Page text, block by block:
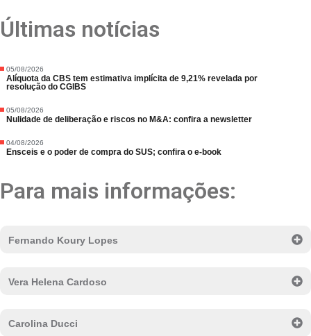
Últimas notícias
05/08/2026
Alíquota da CBS tem estimativa implícita de 9,21% revelada por
resolução do CGIBS
05/08/2026
Nulidade de deliberação e riscos no M&A: confira a newsletter
04/08/2026
Ensceis e o poder de compra do SUS; confira o e-book
Para mais informações:
Fernando Koury Lopes
Vera Helena Cardoso
Carolina Ducci